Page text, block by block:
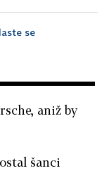
se
aniž by
šanci